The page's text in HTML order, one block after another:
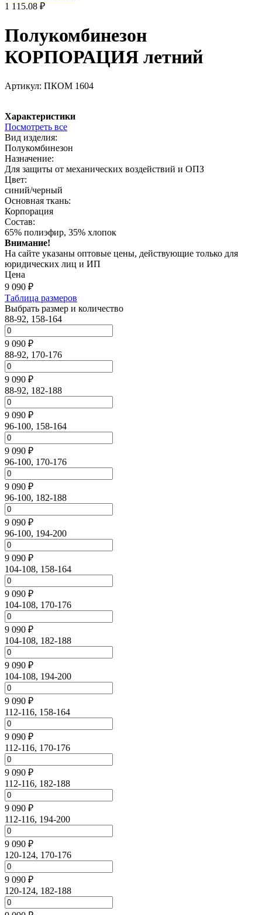
1 115.08 ₽
Полукомбинезон
КОРПОРАЦИЯ летний
Артикул: ПКОМ 1604
Характеристики
Посмотреть все
Вид изделия:
Полукомбинезон
Назначение:
Для защиты от механических воздействий и ОПЗ
Цвет:
синий/черный
Основная ткань:
Корпорация
Состав:
65% полиэфир, 35% хлопок
Внимание!
На сайте указаны оптовые цены, действующие только для
юридических лиц и ИП
Цена
9 090 ₽
Таблица размеров
Выбрать размер и количество
88-92, 158-164
9 090 ₽
88-92, 170-176
9 090 ₽
88-92, 182-188
9 090 ₽
96-100, 158-164
9 090 ₽
96-100, 170-176
9 090 ₽
96-100, 182-188
9 090 ₽
96-100, 194-200
9 090 ₽
104-108, 158-164
9 090 ₽
104-108, 170-176
9 090 ₽
104-108, 182-188
9 090 ₽
104-108, 194-200
9 090 ₽
112-116, 158-164
9 090 ₽
112-116, 170-176
9 090 ₽
112-116, 182-188
9 090 ₽
112-116, 194-200
9 090 ₽
120-124, 170-176
9 090 ₽
120-124, 182-188